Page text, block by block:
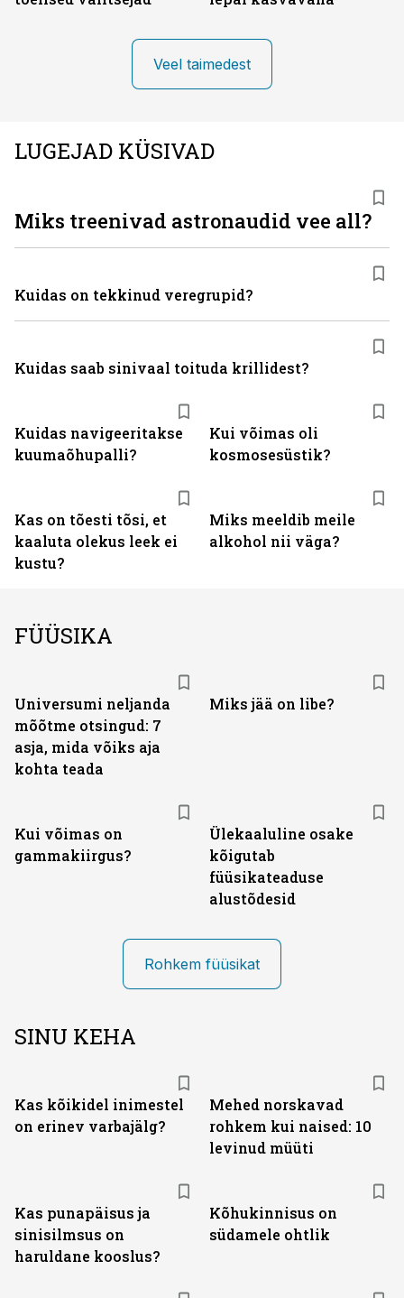
Veel taimedest
LUGEJAD KÜSIVAD
Kuidas navigeeritakse
kuumaõhupalli?
Kui võimas oli
kosmosesüstik?
Kas on tõesti tõsi, et
kaaluta olekus leek ei
kustu?
Miks meeldib meile
alkohol nii väga?
Miks treenivad astronaudid vee all?
Kuidas on tekkinud veregrupid?
Kuidas saab sinivaal toituda krillidest?
FÜÜSIKA
Universumi neljanda
mõõtme otsingud: 7
asja, mida võiks aja
kohta teada
Miks jää on libe?
Kui võimas on
gammakiirgus?
Ülekaaluline osake
kõigutab
füüsikateaduse
alustõdesid
Rohkem füüsikat
SINU KEHA
Kas kõikidel inimestel
on erinev varbajälg?
Mehed norskavad
rohkem kui naised: 10
levinud müüti
Kas punapäisus ja
sinisilmsus on
haruldane kooslus?
Kõhukinnisus on
südamele ohtlik